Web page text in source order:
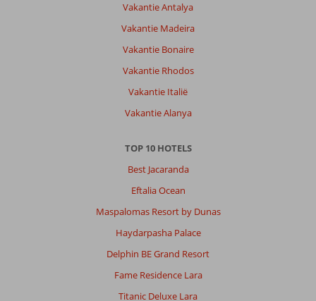
Vakantie Antalya
Vakantie Madeira
Vakantie Bonaire
Vakantie Rhodos
Vakantie Italië
Vakantie Alanya
TOP 10 HOTELS
Best Jacaranda
Eftalia Ocean
Maspalomas Resort by Dunas
Haydarpasha Palace
Delphin BE Grand Resort
Fame Residence Lara
Titanic Deluxe Lara